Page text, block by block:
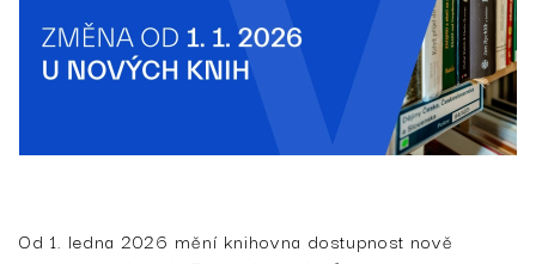
Od 1. ledna 2026 mění knihovna dostupnost nově